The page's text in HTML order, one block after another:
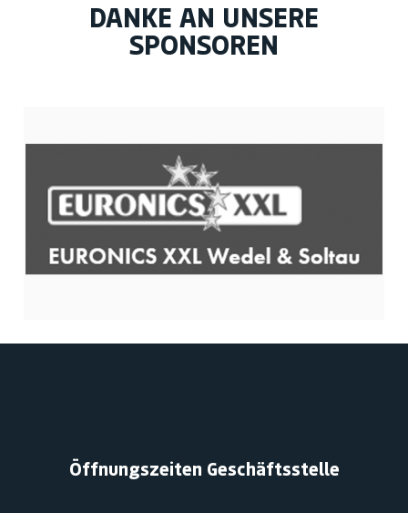
DANKE AN UNSERE
SPONSOREN
Öffnungszeiten Geschäftsstelle